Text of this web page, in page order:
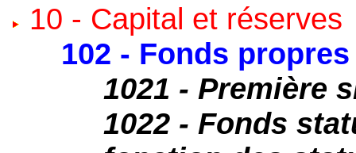
10 - Capital et réserves
102 - Fonds
1021 - Première
1022 - Fonds